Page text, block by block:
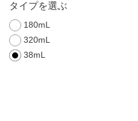
タイプを選ぶ
180mL
320mL
38mL